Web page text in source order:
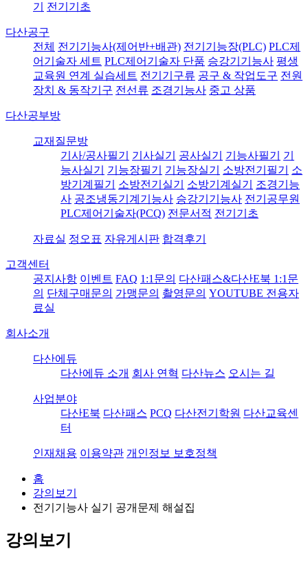
기
전기기초
다산공구
전체 전기기능사(제어반+배관) 전기기능장(PLC) PLC제
어기술자 세트 PLC제어기술자 단품 승강기기능사 평생
교육원 연계 실습세트 전기기구류 공구 & 작업도구 전원
장치 & 동작기구 전선류 조경기능사 중고 상품
다산공부방
교재질문방
기사/공사필기
기사실기 공사실기 기능사필기
기
능사실기
기능장필기 기능장실기 소방전기필기
소
방기계필기
소방전기실기 소방기계실기
조경기능
사 공조냉동기계기능사 승강기기능사 전기공무원
PLC제어기술자(PCQ) 전문서적 전기기초
자료실 정오표 자유게시판 합격후기
고객센터
공지사항 이벤트 FAQ 1:1문의 다산패스&다산E북 1:1문
의 단체구매문의 가맹문의 촬영문의 YOUTUBE 전용자
료실
회사소개
다산에듀
다산에듀 소개 회사 연혁 다산뉴스 오시는 길
사업분야
다산E북 다산패스 PCQ 다산전기학원 다산교육센
터
인재채용 이용약관 개인정보 보호정책
홈
강의보기
전기기능사 실기 공개문제 해설집
강의보기